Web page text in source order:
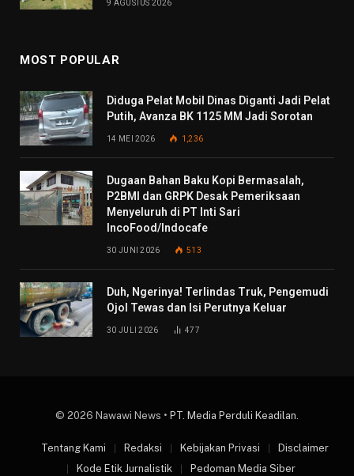
9 AGUSTUS 2026
MOST POPULAR
Diduga Pelat Mobil Dinas Diganti Jadi Pelat
Putih, Avanza BK 1125 MM Jadi Sorotan
14 MEI 2026 1,236
Dugaan Bahan Baku Kopi Bermasalah,
P2BMI dan GRPK Desak Pemeriksaan
Menyeluruh di PT Inti Sari
IncoFood/Indocafe
30 JUNI 2026 513
Duh, Ngerinya! Terlindas Truk, Pengemudi
Ojol Tewas dan Isi Perutnya Keluar
30 JULI 2026 477
© 2026 Nawawi News • PT. Media Perduli Keadilan
Tentang Kami Redaksi Kebijakan Privasi
Disclaimer
Kode Etik Jurnalistik
Pedoman Media Siber